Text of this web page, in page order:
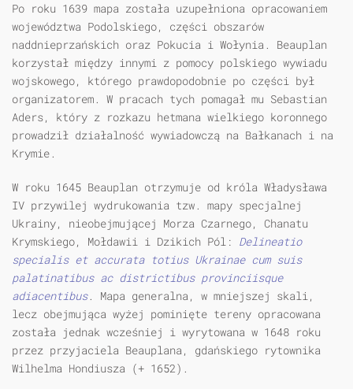
Po roku 1639 mapa została uzupełniona opracowaniem
województwa Podolskiego, części obszarów
naddnieprzańskich oraz Pokucia i Wołynia. Beauplan
korzystał między innymi z pomocy polskiego wywiadu
wojskowego, którego prawdopodobnie po części był
organizatorem. W pracach tych pomagał mu Sebastian
Aders, który z rozkazu hetmana wielkiego koronnego
prowadził działalność wywiadowczą na Bałkanach i na
Krymie.
W roku 1645 Beauplan otrzymuje od króla Władysława
IV przywilej wydrukowania tzw. mapy specjalnej
Ukrainy, nieobejmującej Morza Czarnego, Chanatu
Krymskiego, Mołdawii i Dzikich Pól: Delineatio
specialis et accurata totius Ukrainae cum suis
palatinatibus ac districtibus provinciisque
adiacentibus. Mapa generalna, w mniejszej skali,
lecz obejmująca wyżej pominięte tereny opracowana
została jednak wcześniej i wyrytowana w 1648 roku
przez przyjaciela Beauplana, gdańskiego rytownika
Wilhelma Hondiusza (+ 1652).